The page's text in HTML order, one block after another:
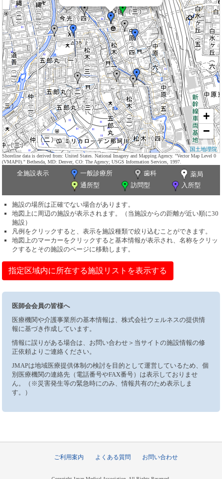
+
−
国土地理院
Shoreline data is derived from: United States. National Imagery and Mapping Agency. "Vector Map Level 0
(VMAP0)." Bethesda, MD: Denver, CO: The Agency; USGS Information Services, 1997.
全施設表示 一般診療所 歯科
薬局
通所型
訪問型 入所型
施設の場所は正確でない場合があります。
地図上に周辺の施設が表示されます。（当施設からの距離が近い順に30
施設）
凡例をクリックすると、表示を施設種類で絞り込むことができます。
地図上のマーカーをクリックすると基本情報が表示され、名称をクリッ
クするとその施設のページに移動します。
指定区域内に所在する施設リストを表示する
医師会会員の皆様へ
医療機関や介護事業所の基本情報は、株式会社ウェルネスの提供情
報に基づき作成しています。
情報に誤りがある場合は、お問い合わせ＞当サイトの施設情報の修
正依頼よりご連絡ください。
JMAPは地域医療提供体制の検討を目的として運営しているため、個
別医療機関の連絡先（電話番号やFAX番号）は表示しておりませ
ん。（※災害発生等の緊急時にのみ、情報共有のため表示しま
す。）
ご利用案内 よくある質問 お問い合わせ